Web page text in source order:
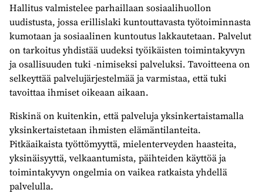
Hallitus valmistelee parhaillaan sosiaalihuollon
uudistusta, jossa erillislaki kuntouttavasta työtoiminnasta
kumotaan ja sosiaalinen kuntoutus lakkautetaan. Palvelut
on tarkoitus yhdistää uudeksi työikäisten toimintakyvyn
ja osallisuuden tuki -nimiseksi palveluksi. Tavoitteena on
selkeyttää palvelujärjestelmää ja varmistaa, että tuki
tavoittaa ihmiset oikeaan aikaan.
Riskinä on kuitenkin, että palveluja yksinkertaistamalla
yksinkertaistetaan ihmisten elämäntilanteita.
Pitkäaikaista työttömyyttä, mielenterveyden haasteita,
yksinäisyyttä, velkaantumista, päihteiden käyttöä ja
toimintakyvyn ongelmia on vaikea ratkaista yhdellä
palvelulla.